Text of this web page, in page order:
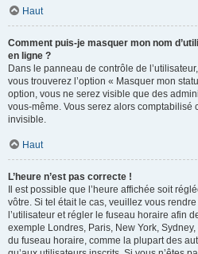
Haut
Comment puis-je masquer mon nom
en ligne ?
Dans le panneau de contrôle de
vous trouverez l’option « Masquer mon
option, vous ne serez visible que des
vous-même. Vous serez alors comptabilisé
invisible.
Haut
L’heure n’est pas correcte !
Il est possible que l’heure affichée soit
vôtre. Si tel était le cas, veuillez vous
l’utilisateur et régler le fuseau horaire afin
exemple Londres, Paris, New York,
du fuseau horaire, comme la plupart des